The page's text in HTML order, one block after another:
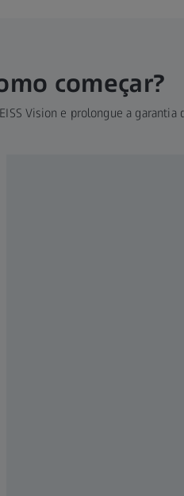
começar?
Vision e prolongue a garantia